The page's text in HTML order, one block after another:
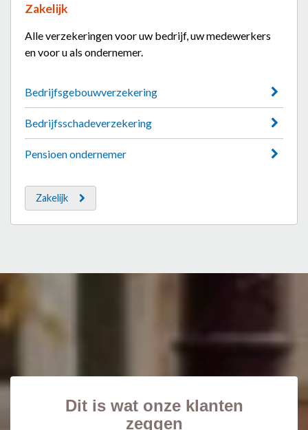
Zakelijk
Alle verzekeringen voor uw bedrijf, uw medewerkers
en voor u als ondernemer.
Bedrijfsgebouwverzekering
Bedrijfsschadeverzekering
Pensioen ondernemer
Zakelijk